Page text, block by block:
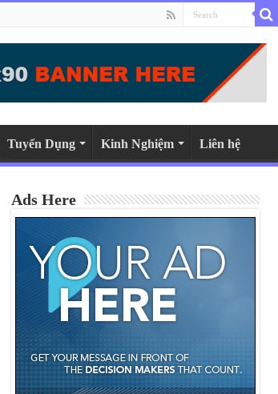
Tuyển Dụng Kinh Nghiệm Liên hệ
Ads Here